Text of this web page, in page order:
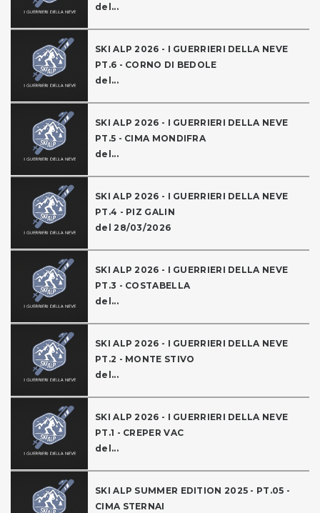
del...
SKI ALP 2026 - I GUERRIERI DELLA NEVE
PT.6 - CORNO DI BEDOLE
del...
SKI ALP 2026 - I GUERRIERI DELLA NEVE
PT.5 - CIMA MONDIFRA
del...
SKI ALP 2026 - I GUERRIERI DELLA NEVE
PT.4 - PIZ GALIN
del 28/03/2026
SKI ALP 2026 - I GUERRIERI DELLA NEVE
PT.3 - COSTABELLA
del...
SKI ALP 2026 - I GUERRIERI DELLA NEVE
PT.2 - MONTE STIVO
del...
SKI ALP 2026 - I GUERRIERI DELLA NEVE
PT.1 - CREPER VAC
del...
SKI ALP SUMMER EDITION 2025 - PT.05 -
CIMA STERNAI